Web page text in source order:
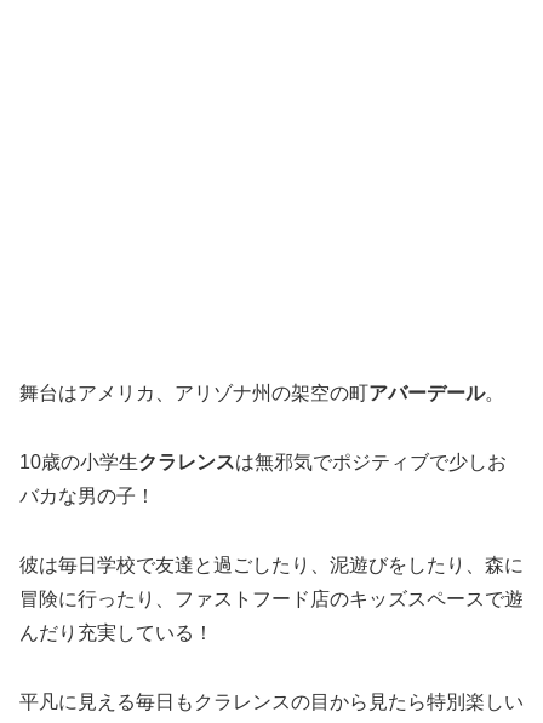
舞台はアメリカ、アリゾナ州の架空の町アバーデール。
10歳の小学生クラレンスは無邪気でポジティブで少しお
バカな男の子！
彼は毎日学校で友達と過ごしたり、泥遊びをしたり、森に
冒険に行ったり、ファストフード店のキッズスペースで遊
んだり充実している！
平凡に見える毎日もクラレンスの目から見たら特別楽しい